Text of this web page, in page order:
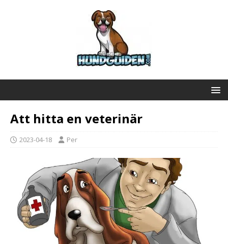
Att hitta en veterinär
2023-04-18 Per